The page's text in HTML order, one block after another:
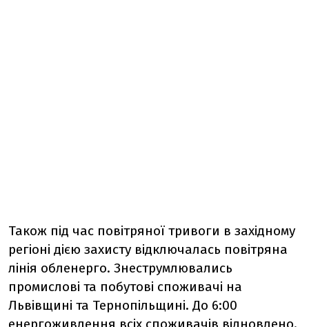
Також під час повітряної тривоги в західному
регіоні дією захисту відключалась повітряна
лінія обленерго. Знеструмлювались
промислові та побутові споживачі на
Львівщині та Тернопільщині. До 6:00